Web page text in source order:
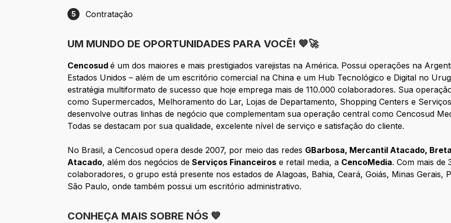
Etapa 5: Contratação
5 Contratação
UM MUNDO DE OPORTUNIDADES PARA VOCÊ! 💙🚀
Cencosudé um dos maiores e mais prestigiados varejistas na América. Possui operações na
Estados Unidos – além de um escritório comercial na China e um Hub Tecnológico e Digital no
estratégia multiformato de sucesso que hoje emprega mais de 110.000 colaboradores. Sua
como Supermercados, Melhoramento do Lar, Lojas de Departamento, Shopping Centers e
desenvolve outras linhas de negócio que complementam sua operação central como Cencosud
Todas se destacam por sua qualidade, excelente nível de serviço e satisfação do cliente.
No Brasil, a Cencosud opera desde 2007, por meio das redes GBarbosa, Mercantil Atacado,
Atacado, além dos negócios de Serviços Financeiros e retail media, a CencoMedia. Com mais de
colaboradores, o grupo está presente nos estados de Alagoas, Bahia, Ceará, Goiás, Minas Gerais,
São Paulo, onde também possui um escritório administrativo.
CONHEÇA MAIS SOBRE NÓS 💙